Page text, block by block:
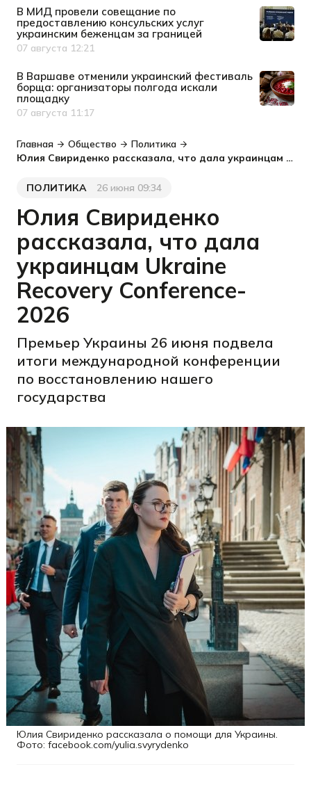
В МИД провели совещание по
предоставлению консульских услуг
украинским беженцам за границей
Дата публикации
07 августа 12:21
В Варшаве отменили украинский фестиваль
борща: организаторы полгода искали
площадку
Дата публикации
07 августа 11:17
Главная Общество
Политика
Юлия Свириденко рассказала, что дала украинцам Ukraine Recovery Conference-2026
Категория
ПОЛИТИКА
Дата публикации
26 июня 09:34
Юлия Свириденко
рассказала, что дала
украинцам Ukraine
Recovery Conference-
2026
Премьер Украины 26 июня подвела
итоги международной конференции
по восстановлению нашего
государства
Юлия Свириденко рассказала о помощи для Украины.
Фото: facebook.com/yulia.svyrydenko